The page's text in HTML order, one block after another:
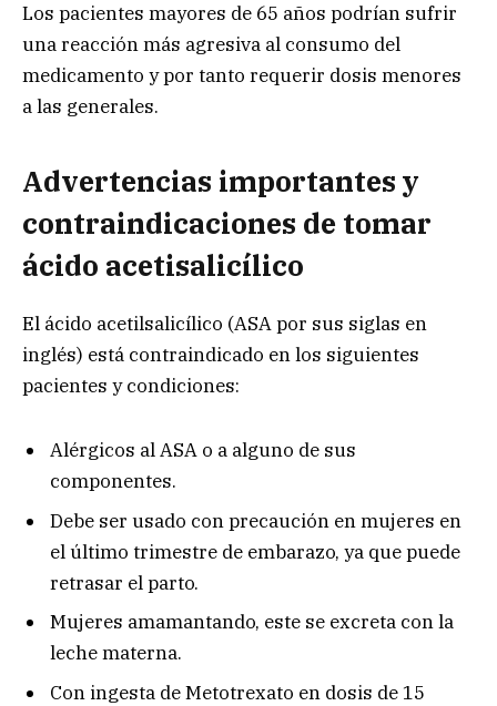
Los pacientes mayores de 65 años podrían sufrir
una reacción más agresiva al consumo del
medicamento y por tanto requerir dosis menores
a las generales.
Advertencias importantes y
contraindicaciones de tomar
ácido acetisalicílico
El ácido acetilsalicílico (ASA por sus siglas en
inglés) está contraindicado en los siguientes
pacientes y condiciones:
Alérgicos al ASA o a alguno de sus
componentes.
Debe ser usado con precaución en mujeres en
el último trimestre de embarazo, ya que puede
retrasar el parto.
Mujeres amamantando, este se excreta con la
leche materna.
Con ingesta de Metotrexato en dosis de 15